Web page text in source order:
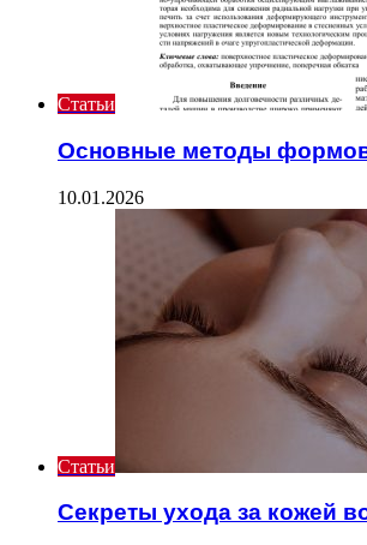
Статьи
Основные методы
10.01.2026
Статьи
Секреты ухода за кожей